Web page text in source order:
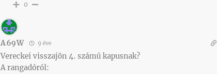
0
A69W 9 éve
Vereckei visszajön 4. számú kapusnak?
A rangadóról: